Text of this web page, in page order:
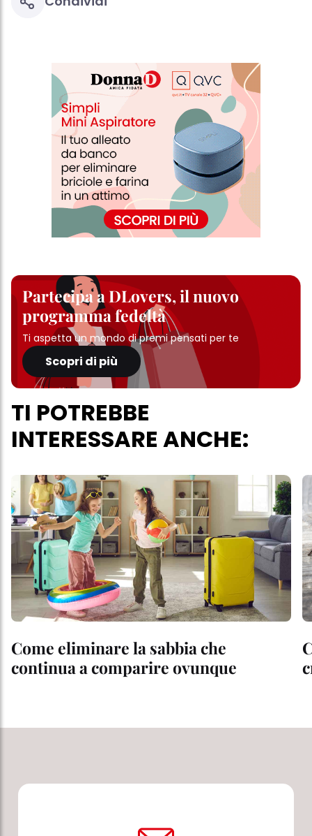
Partecipa a DLovers, il nuovo
programma fedeltà
Ti aspetta un mondo di premi pensati per te
Scopri di più
TI POTREBBE
INTERESSARE ANCHE:
Come eliminare la sabbia che
continua a comparire ovunque